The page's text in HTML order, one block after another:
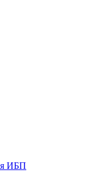
ИБП